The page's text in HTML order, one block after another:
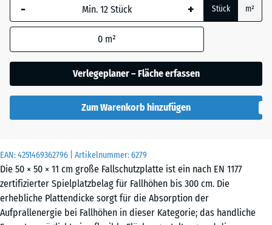
EAN:4251469362796 | Artikelnummer:6279
Die 50 × 50 × 11 cm große Fallschutzplatte ist ein nach EN 1177
zertifizierter Spielplatzbelag für Fallhöhen bis 300 cm. Die
erhebliche Plattendicke sorgt für die Absorption der
Aufprallenergie bei Fallhöhen in dieser Kategorie; das handliche
Himmelblau + 2,50 €
Sandbeige + 2,70 €
Schiefergrau + 2,50 €
- + Stück m²
0 m²
Verlegeplaner – Fläche erfassen
Zum Warenkorb hinzufügen